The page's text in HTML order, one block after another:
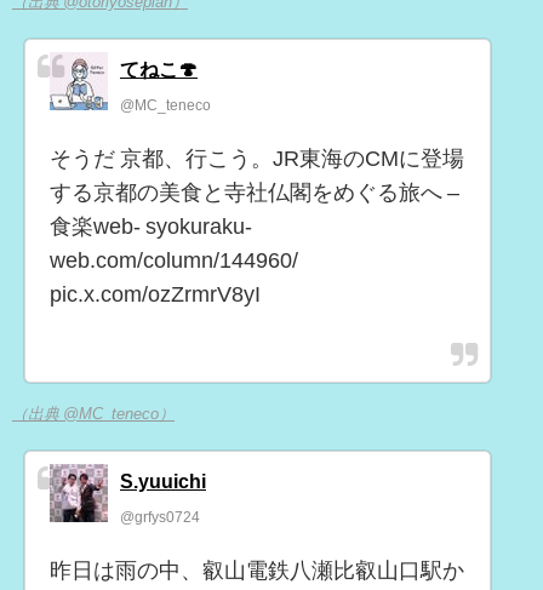
てねこ🍄
@MC_teneco
そうだ 京都、行こう。JR東海のCMに登場
する京都の美食と寺社仏閣をめぐる旅へ –
食楽web- syokuraku-
web.com/column/144960/
pic.x.com/ozZrmrV8yI
（出典 @MC_teneco）
S.yuuichi
@grfys0724
昨日は雨の中、叡山電鉄八瀬比叡山口駅か